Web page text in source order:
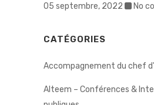
05 septembre, 2022 No
CATÉGORIES
Accompagnement du chef
Alteem – Conférences &